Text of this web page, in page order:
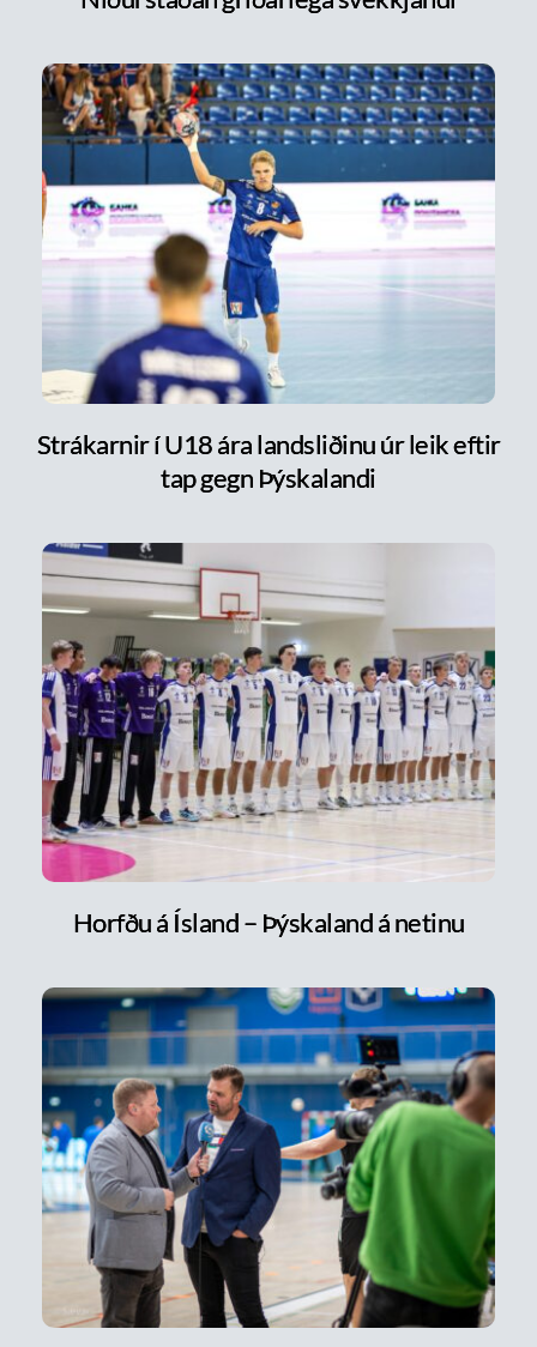
Strákarnir í U18 ára landsliðinu úr leik eftir
tap gegn Þýskalandi
Horfðu á Ísland – Þýskaland á netinu